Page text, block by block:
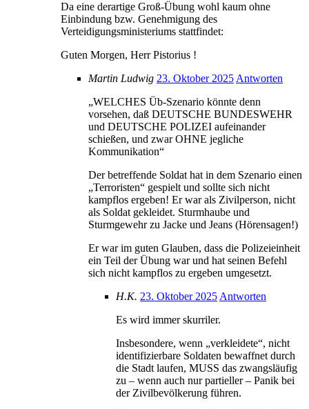
Da eine derartige Groß-Übung wohl kaum ohne
Einbindung bzw. Genehmigung des
Verteidigungsministeriums stattfindet:
Guten Morgen, Herr Pistorius !
Martin Ludwig 23. Oktober 2025 Antworten
„WELCHES Üb-Szenario könnte denn
vorsehen, daß DEUTSCHE BUNDESWEHR
und DEUTSCHE POLIZEI aufeinander
schießen, und zwar OHNE jegliche
Kommunikation“
Der betreffende Soldat hat in dem Szenario einen
„Terroristen“ gespielt und sollte sich nicht
kampflos ergeben! Er war als Zivilperson, nicht
als Soldat gekleidet. Sturmhaube und
Sturmgewehr zu Jacke und Jeans (Hörensagen!)
Er war im guten Glauben, dass die Polizeieinheit
ein Teil der Übung war und hat seinen Befehl
sich nicht kampflos zu ergeben umgesetzt.
H.K. 23. Oktober 2025 Antworten
Es wird immer skurriler.
Insbesondere, wenn „verkleidete“, nicht
identifizierbare Soldaten bewaffnet durch
die Stadt laufen, MUSS das zwangsläufig
zu – wenn auch nur partieller – Panik bei
der Zivilbevölkerung führen.